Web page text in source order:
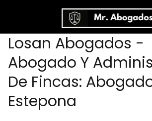
Losan Abogados -
Abogado Y
De Fincas:
Estepona